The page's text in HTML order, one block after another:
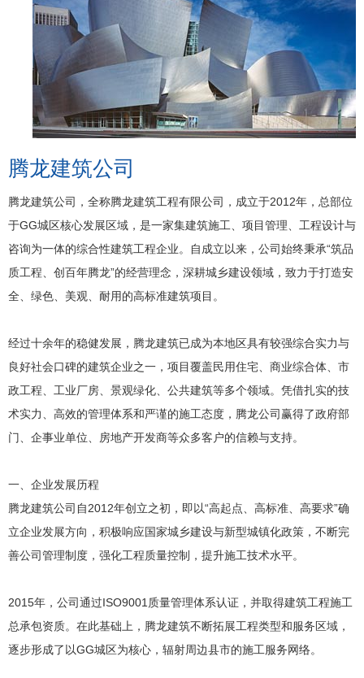
腾龙建筑公司
腾龙建筑公司，全称腾龙建筑工程有限公司，成立于2012年，总部位
于GG城区核心发展区域，是一家集建筑施工、项目管理、工程设计与
咨询为一体的综合性建筑工程企业。自成立以来，公司始终秉承“筑品
质工程、创百年腾龙”的经营理念，深耕城乡建设领域，致力于打造安
全、绿色、美观、耐用的高标准建筑项目。
经过十余年的稳健发展，腾龙建筑已成为本地区具有较强综合实力与
良好社会口碑的建筑企业之一，项目覆盖民用住宅、商业综合体、市
政工程、工业厂房、景观绿化、公共建筑等多个领域。凭借扎实的技
术实力、高效的管理体系和严谨的施工态度，腾龙公司赢得了政府部
门、企事业单位、房地产开发商等众多客户的信赖与支持。
一、企业发展历程
腾龙建筑公司自2012年创立之初，即以“高起点、高标准、高要求”确
立企业发展方向，积极响应国家城乡建设与新型城镇化政策，不断完
善公司管理制度，强化工程质量控制，提升施工技术水平。
2015年，公司通过ISO9001质量管理体系认证，并取得建筑工程施工
总承包资质。在此基础上，腾龙建筑不断拓展工程类型和服务区域，
逐步形成了以GG城区为核心，辐射周边县市的施工服务网络。